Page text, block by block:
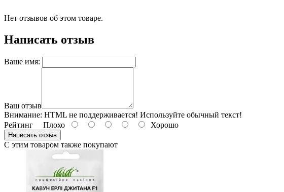
Нет отзывов об этом товаре.
Написать отзыв
Ваше имя:
Ваш отзыв
Внимание: HTML не поддерживается! Используйте обычный текст!
Рейтинг Плохо Хорошо
Написать отзыв
С этим товаром также покупают